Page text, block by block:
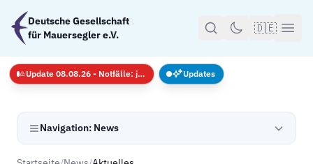
Zum Hauptinhalt springen
Deutsche Gesellschaft
für Mauersegler e.V.
🇩🇪
Navigation: News
Update 08.08.26 - Notfälle: jederzeit · GS nur mit Anmeldug
Updates